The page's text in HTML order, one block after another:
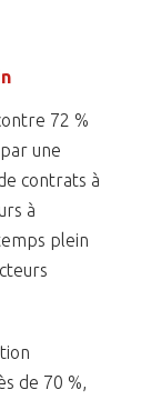
72 %
une
contrats à
à
plein
de 70 %,